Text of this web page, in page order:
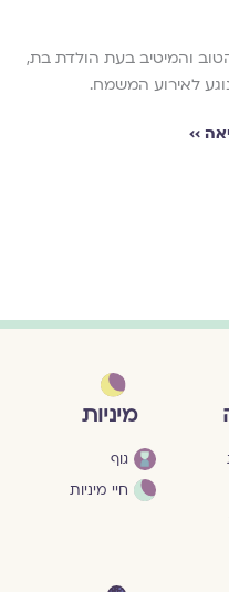
והמיטיב בעת הולדת בת,
לאירוע המשמח.
››
מיניות
גוף
חיי מיניות